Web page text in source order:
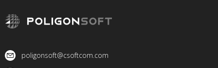
poligonsoft@csoftcom.com